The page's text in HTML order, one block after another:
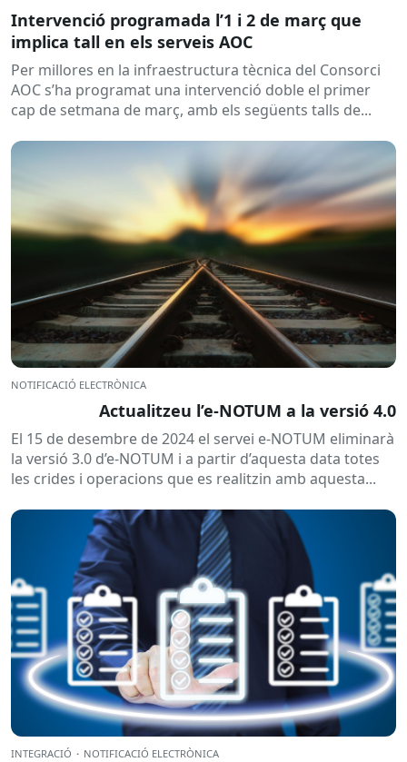
Intervenció programada l’1 i 2 de març que
implica tall en els serveis AOC
Per millores en la infraestructura tècnica del Consorci
AOC s’ha programat una intervenció doble el primer
cap de setmana de març, amb els següents talls de...
NOTIFICACIÓ ELECTRÒNICA
Actualitzeu l’e-NOTUM a la versió 4.0
El 15 de desembre de 2024 el servei e-NOTUM eliminarà
la versió 3.0 d’e-NOTUM i a partir d’aquesta data totes
les crides i operacions que es realitzin amb aquesta...
INTEGRACIÓ · NOTIFICACIÓ ELECTRÒNICA